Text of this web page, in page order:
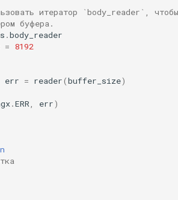
итератор `body_reader`,
буфера.
.body_reader
= 8192
err = reader(buffer_size)
.ERR err)